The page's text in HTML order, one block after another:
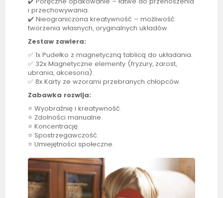
i przechowywania.
✔️ Nieograniczona kreatywność – możliwość
tworzenia własnych, oryginalnych układów.
Zestaw zawiera:
✅ 1x Pudełko z magnetycznątablicą do układania.
✅ 32x Magnetyczne elementy (fryzury, zarost,
ubrania, akcesoria).
✅ 8x Karty ze wzorami przebranych chłopców.
Zabawka rozwija:
⭐ Wyobraźnię i kreatywność.
⭐ Zdolności manualne.
⭐ Koncentrację.
⭐ Spostrzegawczość.
⭐ Umiejętności społeczne.